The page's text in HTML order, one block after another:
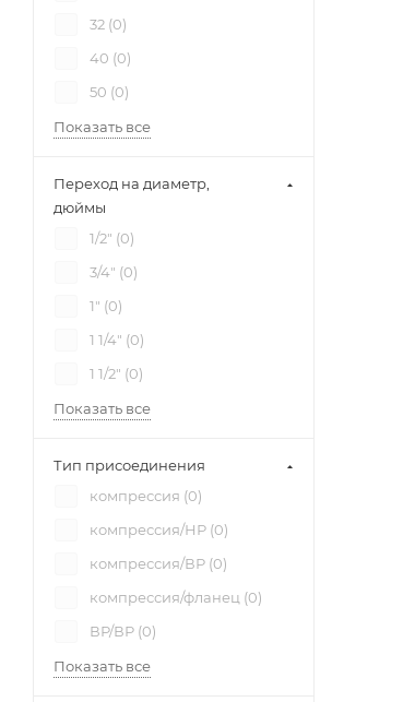
32 (0)
40 (0)
50 (0)
Показать все
Переход на диаметр,
дюймы
1/2" (0)
3/4" (0)
1" (0)
1 1/4" (0)
1 1/2" (0)
Показать все
Тип присоединения
компрессия (0)
компрессия/НР (0)
компрессия/ВР (0)
компрессия/фланец (0)
ВР/ВР (0)
Показать все